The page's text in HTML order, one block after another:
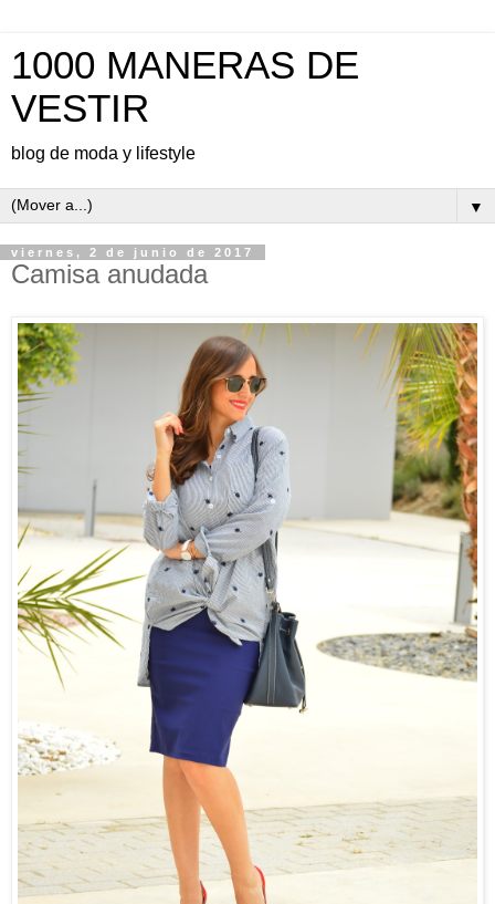
1000 MANERAS DE
VESTIR
blog de moda y lifestyle
▼
viernes, 2 de junio de 2017
Camisa anudada